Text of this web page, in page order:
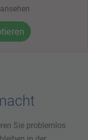
Sie problemlos